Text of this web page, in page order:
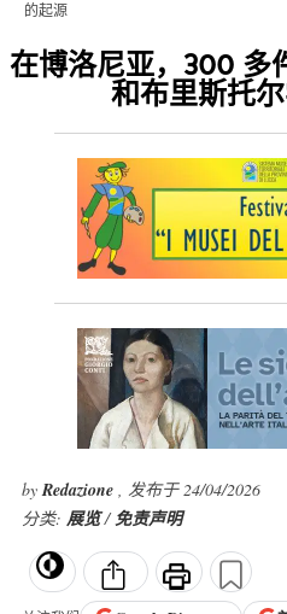
的起源
在博洛尼亚，300 多
和布里斯托
byRedazione , 发布于 24/04/2026
分类: 展览/免责声明